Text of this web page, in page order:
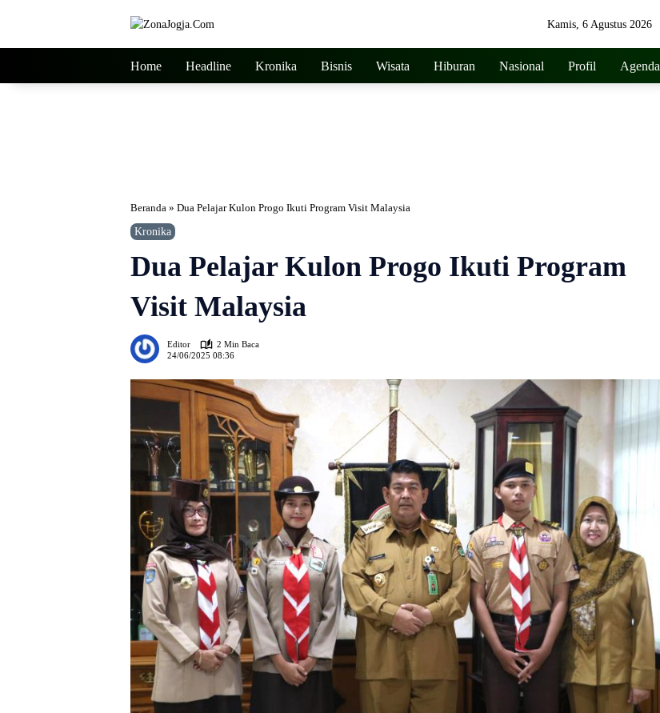
Kamis, 6 Agustus 2026
Home Headline Kronika Bisnis Wisata Hiburan Nasional Profil Agenda
Beranda » Dua Pelajar Kulon Progo Ikuti Program Visit Malaysia
Kronika
Dua Pelajar Kulon Progo Ikuti Program
Visit Malaysia
Editor
2 Min Baca
24/06/2025 08:36